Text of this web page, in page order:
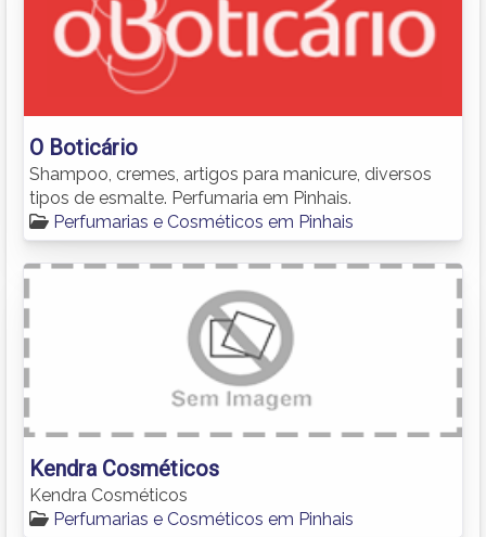
O Boticário
Shampoo, cremes, artigos para manicure, diversos
tipos de esmalte. Perfumaria em Pinhais.
Perfumarias e Cosméticos em Pinhais
Kendra Cosméticos
Kendra Cosméticos
Perfumarias e Cosméticos em Pinhais